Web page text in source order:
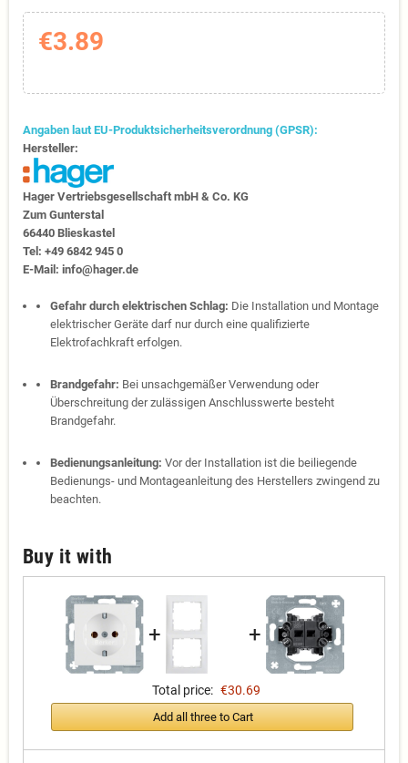
€3.89
Angaben laut EU-Produktsicherheitsverordnung (GPSR):
Hersteller:
Hager Vertriebs­ge­sell­schaft mbH & Co. KG
Zum Gunter­stal
66440 Blies­kastel
Tel: +49 6842 945 0
E-Mail: info@hager.de
Gefahr durch elektrischen Schlag: Die Installation und Montage
elektrischer Geräte darf nur durch eine qualifizierte
Elektrofachkraft erfolgen.
Brandgefahr: Bei unsachgemäßer Verwendung oder
Überschreitung der zulässigen Anschlusswerte besteht
Brandgefahr.
Bedienungsanleitung: Vor der Installation ist die beiliegende
Bedienungs- und Montageanleitung des Herstellers zwingend zu
beachten.
Buy it with
+ +
Total price: €30.69
Add all three to Cart